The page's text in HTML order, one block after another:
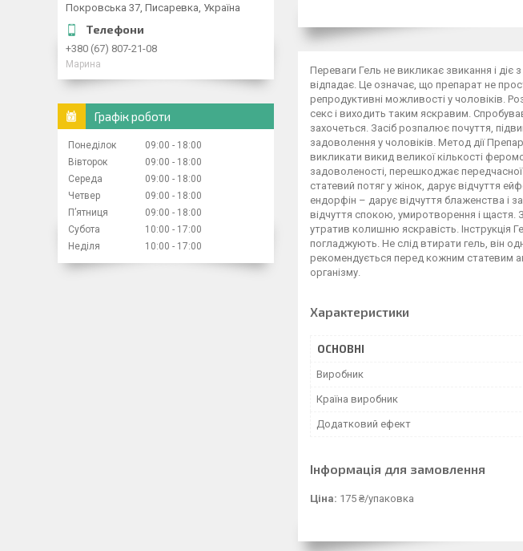
Переваги Гель не викликає звикання і
відпадає. Це означає, що препарат не
репродуктивні можливості у чоловіків.
секс і виходить таким яскравим.
захочеться. Засіб розпалює почуття,
задоволення у чоловіків. Метод дії
викликати викид великої кількості
задоволеності, перешкоджає
статевий потяг у жінок, дарує відчуття
ендорфін – дарує відчуття блаженства і
відчуття спокою, умиротворення і щастя.
утратив колишню яскравість. Інструкція
погладжують. Не слід втирати гель, він
рекомендується перед кожним статевим
організму.
Характеристики
ОСНОВНІ
Виробник
Країна виробник
Додатковий ефект
Інформація для замовлення
Ціна: 175 ₴/упаковка
Покровська 37, Писаревка, Україна
+380 (67) 807-21-08
Марина
Графік роботи
Понеділок 09:00
18:00
Вівторок
09:00
18:00
Середа
09:00
18:00
Четвер
09:00
18:00
Пʼятниця
09:00
18:00
Субота
10:00
17:00
Неділя
10:00 17:00